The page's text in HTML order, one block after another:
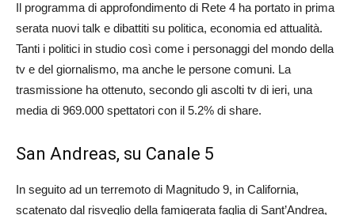
Il programma di approfondimento di Rete 4 ha portato in prima
serata nuovi talk e dibattiti su politica, economia ed attualità.
Tanti i politici in studio così come i personaggi del mondo della
tv e del giornalismo, ma anche le persone comuni. La
trasmissione ha ottenuto, secondo gli ascolti tv di ieri, una
media di 969.000 spettatori con il 5.2% di share.
San Andreas, su Canale 5
In seguito ad un terremoto di Magnitudo 9, in California,
scatenato dal risveglio della famigerata faglia di Sant’Andrea,